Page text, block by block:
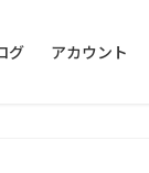
グ アカウント